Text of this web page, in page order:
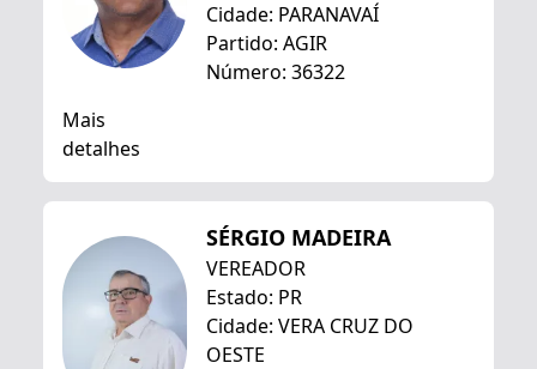
Cidade: PARANAVAÍ
Partido: AGIR
Número: 36322
Mais
detalhes
SÉRGIO MADEIRA
VEREADOR
Estado: PR
Cidade: VERA CRUZ DO
OESTE